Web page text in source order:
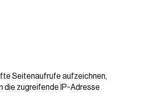
Seitenaufrufe aufzeichnen,
die zugreifende IP-Adresse